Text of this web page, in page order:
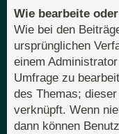
Wie bearbeite
Wie bei den
ursprünglichen
einem
Umfrage zu
des Themas;
verknüpft. Wenn
dann können